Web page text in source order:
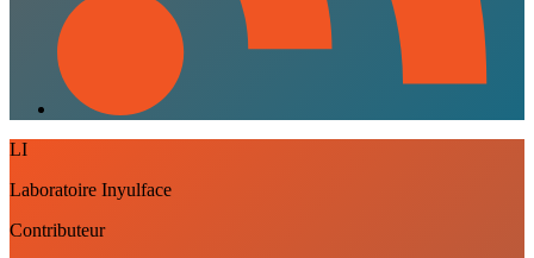
LI
Laboratoire Inyulface
Contributeur